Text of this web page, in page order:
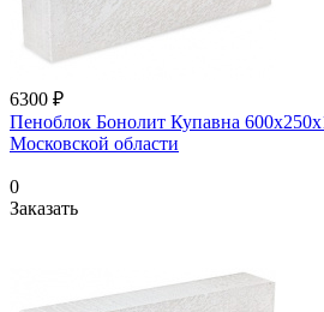
6300 ₽
Пеноблок Бонолит Купавна
Московской области
0
Заказать